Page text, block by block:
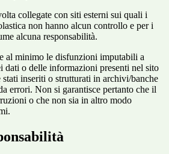
collegate con siti esterni sui quali i
non hanno alcun controllo e per i
alcuna responsabilità.
al minimo le disfunzioni imputabili a
dati o delle informazioni presenti nel sito
stati inseriti o strutturati in archivi/banche
errori. Non si garantisce pertanto che il
o che non sia in altro modo